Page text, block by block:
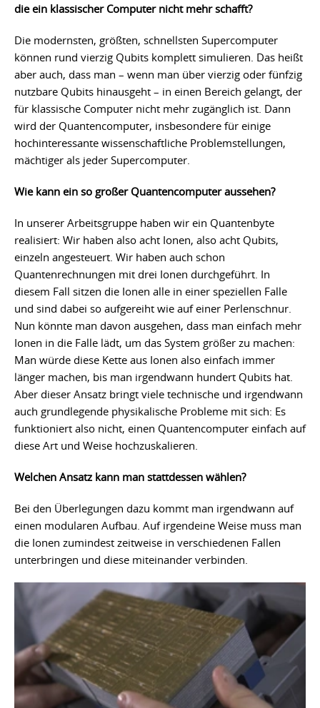
die ein klassischer Computer nicht mehr schafft?
Die modernsten, größten, schnellsten Supercomputer
können rund vierzig Qubits komplett simulieren. Das heißt
aber auch, dass man – wenn man über vierzig oder fünfzig
nutzbare Qubits hinausgeht – in einen Bereich gelangt, der
für klassische Computer nicht mehr zugänglich ist. Dann
wird der Quantencomputer, insbesondere für einige
hochinteressante wissenschaftliche Problemstellungen,
mächtiger als jeder Supercomputer.
Wie kann ein so großer Quantencomputer aussehen?
In unserer Arbeitsgruppe haben wir ein Quantenbyte
realisiert: Wir haben also acht Ionen, also acht Qubits,
einzeln angesteuert. Wir haben auch schon
Quantenrechnungen mit drei Ionen durchgeführt. In
diesem Fall sitzen die Ionen alle in einer speziellen Falle
und sind dabei so aufgereiht wie auf einer Perlenschnur.
Nun könnte man davon ausgehen, dass man einfach mehr
Ionen in die Falle lädt, um das System größer zu machen:
Man würde diese Kette aus Ionen also einfach immer
länger machen, bis man irgendwann hundert Qubits hat.
Aber dieser Ansatz bringt viele technische und irgendwann
auch grundlegende physikalische Probleme mit sich: Es
funktioniert also nicht, einen Quantencomputer einfach auf
diese Art und Weise hochzuskalieren.
Welchen Ansatz kann man stattdessen wählen?
Bei den Überlegungen dazu kommt man irgendwann auf
einen modularen Aufbau. Auf irgendeine Weise muss man
die Ionen zumindest zeitweise in verschiedenen Fallen
unterbringen und diese miteinander verbinden.